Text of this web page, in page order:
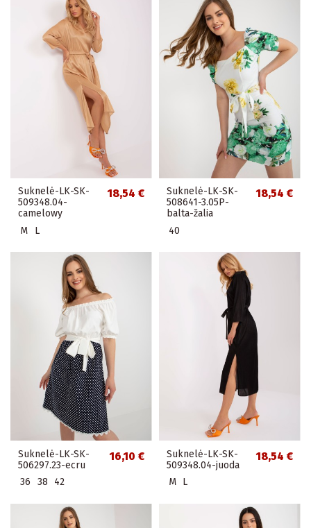
Suknelė-LK-SK-
509348.04-
camelowy
18,54 €
M L
Suknelė-LK-SK-
508641-3.05P-
balta-žalia
18,54 €
40
Suknelė-LK-SK-
506297.23-ecru
16,10 €
36 38 42
Suknelė-LK-SK-
509348.04-juoda
18,54 €
M L